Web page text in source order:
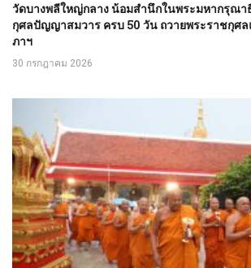
วัดบางพลีใหญ่กลาง น้อมสำนึกในพระมหากรุณ
กุศลปัญญาสมวาร ครบ 50 วัน ถวายพระราชกุศล
ภาฯ
30 กรกฎาคม 2026